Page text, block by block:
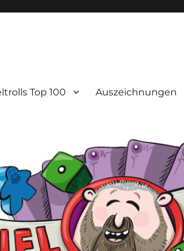
Top 100 Auszeichnungen